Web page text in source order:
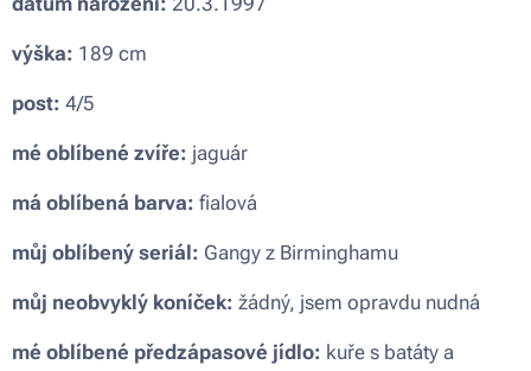
výška: 189 cm
post: 4/5
mé oblíbené zvíře: jaguár
má oblíbená barva: fialová
můj oblíbený seriál: Gangy z Birminghamu
můj neobvyklý koníček: žádný, jsem opravdu nudná
mé oblíbené předzápasové jídlo: kuře s batáty a